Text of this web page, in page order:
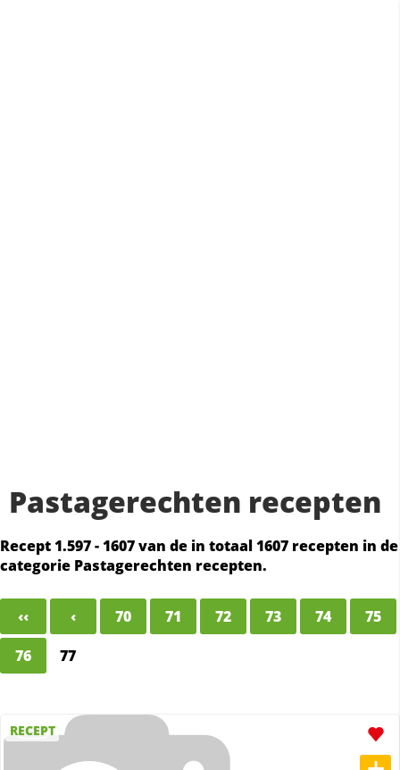
Pastagerechten recepten
Recept 1.597 - 1607 van de in totaal 1607 recepten in de
categorie Pastagerechten recepten.
‹‹ ‹ 70 71 72 73 74
75
76
77
RECEPT